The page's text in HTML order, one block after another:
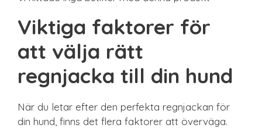
Viktiga faktorer för
att välja rätt
regnjacka till din hund
När du letar efter den perfekta regnjackan för
din hund, finns det flera faktorer att överväga.